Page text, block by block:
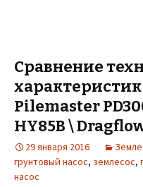
Сравнение
характеристик
Pilemaster
HY85B \
29 января 2016
грунтовый насос, землесос,
насос